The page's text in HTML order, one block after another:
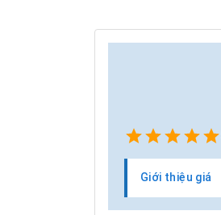
Giới thiệu giá